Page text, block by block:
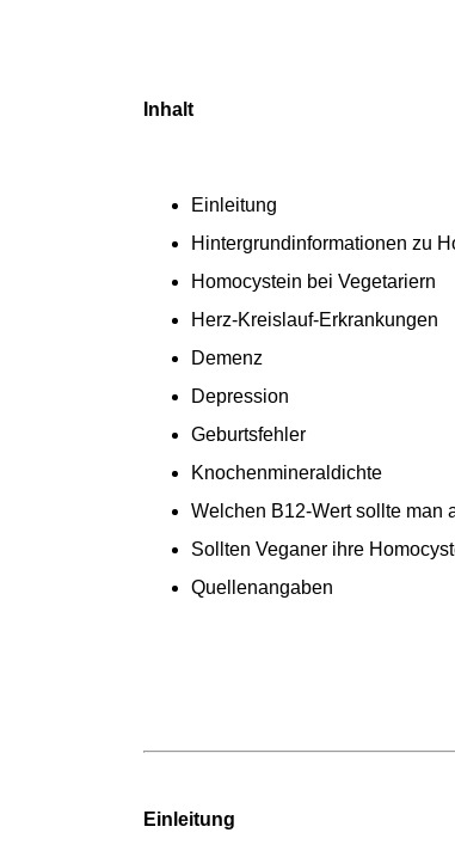
Inhalt
Einleitung
Hintergrundinformationen zu
Homocystein bei Vegetariern
Herz-Kreislauf-Erkrankungen
Demenz
Depression
Geburtsfehler
Knochenmineraldichte
Welchen B12-Wert sollte man
Sollten Veganer ihre
Quellenangaben
Einleitung